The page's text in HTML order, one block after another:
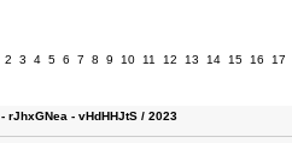
2 3 4 5 6 7 8 9 10 11 12 13 14 15 16 17
- rJhxGNea - vHdHHJtS / 2023